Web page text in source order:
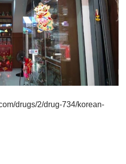
drugs/2/drug-734/korean-